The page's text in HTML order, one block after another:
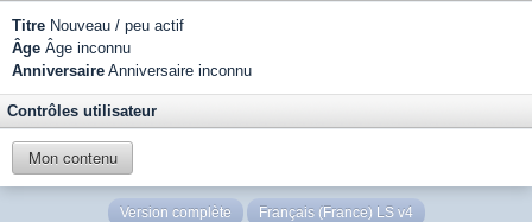
Titre Nouveau / peu actif
Âge Âge inconnu
Anniversaire Anniversaire inconnu
Contrôles utilisateur
Mon contenu
Version complète Français (France) LS v4